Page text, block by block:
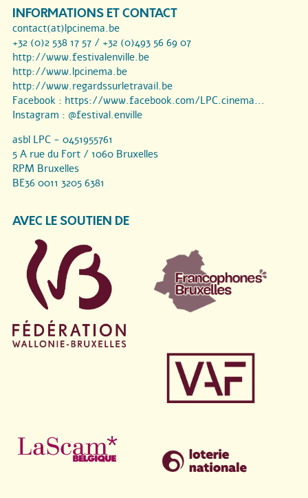
INFORMATIONS ET CONTACT
contact(at)lpcinema.be
+32 (0)2 538 17 57 / +32 (0)493 56 69 07
http://www.festivalenville.be
http://www.lpcinema.be
http://www.regardssurletravail.be
Facebook : https://www.facebook.com/LPC.cinema...
Instagram : @festival.enville
asbl LPC - 0451955761
5 A rue du Fort / 1060 Bruxelles
RPM Bruxelles
BE36 0011 3205 6381
AVEC LE SOUTIEN DE